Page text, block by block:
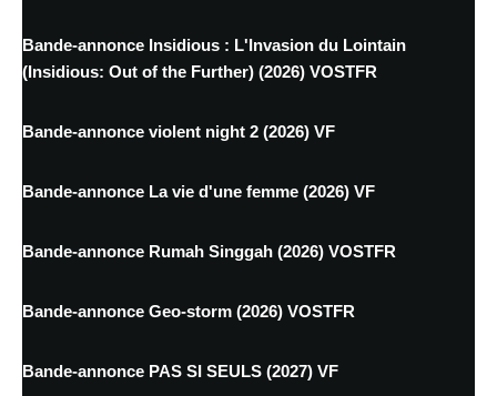
Bande-annonce Insidious : L'Invasion du Lointain
(Insidious: Out of the Further) (2026) VOSTFR
Bande-annonce violent night 2 (2026) VF
Bande-annonce La vie d'une femme (2026) VF
Bande-annonce Rumah Singgah (2026) VOSTFR
Bande-annonce Geo-storm (2026) VOSTFR
Bande-annonce PAS SI SEULS (2027) VF